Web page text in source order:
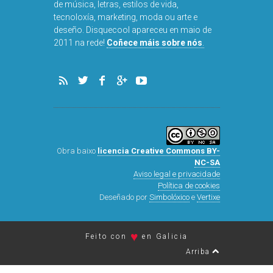
de música, letras, estilos de vida,
tecnoloxía, marketing, moda ou arte e
deseño. Disquecool apareceu en maio de
2011 na rede! Coñece máis sobre nós
Obra baixo licencia Creative Commons BY-
NC-SA
Aviso legal e privacidade
Política de cookies
Deseñado por Simbolóxicoe Vertixe
Feito con ♥ en Galicia
Arriba